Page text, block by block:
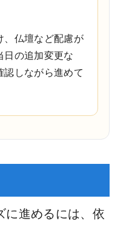
、仏壇など配慮が
日の追加変更な
認しながら進めて
に進めるには、依